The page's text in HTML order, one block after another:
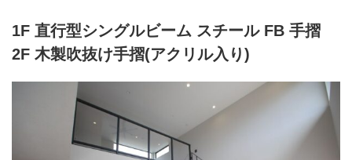
1F 直行型シングルビーム スチール FB 手摺
2F 木製吹抜け手摺(アクリル入り)